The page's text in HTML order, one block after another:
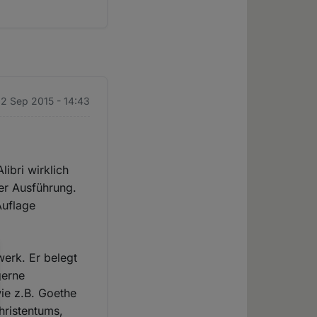
Sep 2015 - 14:43
wirklich
Ausführung.
Er belegt
z.B. Goethe